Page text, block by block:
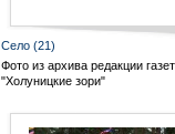
Село (21)
Фото из архива редакции
"Холуницкие зори"